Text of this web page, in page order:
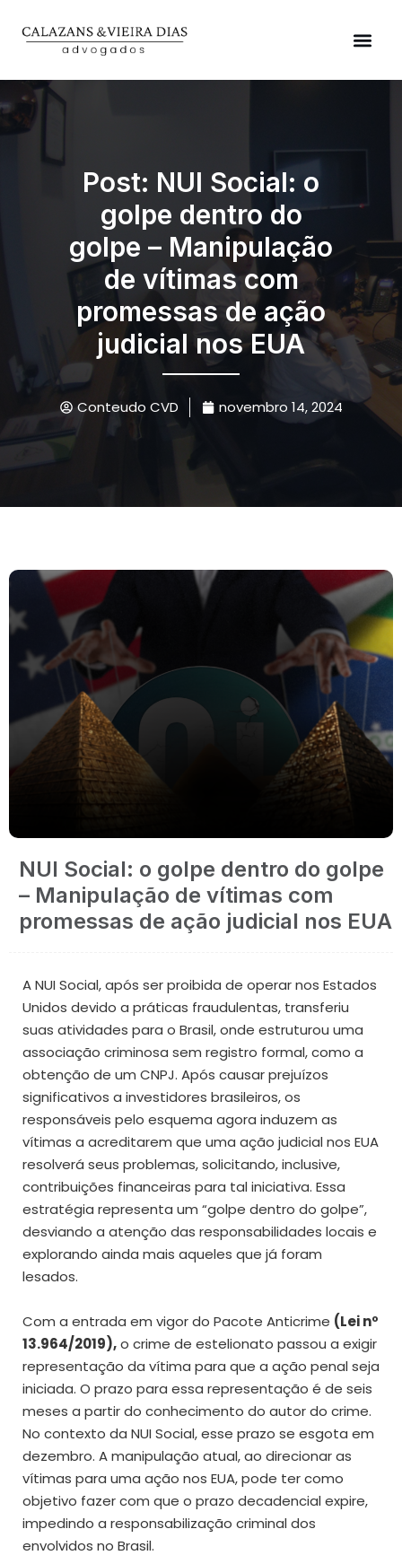
Post: NUI Social: o
golpe dentro do
golpe – Manipulação
de vítimas com
promessas de ação
judicial nos EUA
Conteudo CVD novembro 14, 2024
NUI Social: o golpe dentro do golpe
– Manipulação de vítimas com
promessas de ação judicial nos EUA
A NUI Social, após ser proibida de operar nos Estados
Unidos devido a práticas fraudulentas, transferiu
suas atividades para o Brasil, onde estruturou uma
associação criminosa sem registro formal, como a
obtenção de um CNPJ. Após causar prejuízos
significativos a investidores brasileiros, os
responsáveis pelo esquema agora induzem as
vítimas a acreditarem que uma ação judicial nos EUA
resolverá seus problemas, solicitando, inclusive,
contribuições financeiras para tal iniciativa. Essa
estratégia representa um “golpe dentro do golpe”,
desviando a atenção das responsabilidades locais e
explorando ainda mais aqueles que já foram
lesados.
Com a entrada em vigor do Pacote Anticrime (Lei nº
13.964/2019),o crime de estelionato passou a exigir
representação da vítima para que a ação penal seja
iniciada. O prazo para essa representação é de seis
meses a partir do conhecimento do autor do crime.
No contexto da NUI Social, esse prazo se esgota em
dezembro. A manipulação atual, ao direcionar as
vítimas para uma ação nos EUA, pode ter como
objetivo fazer com que o prazo decadencial expire,
impedindo a responsabilização criminal dos
envolvidos no Brasil.